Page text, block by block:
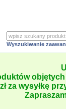
Wyszukiwanie
za wysyłkę